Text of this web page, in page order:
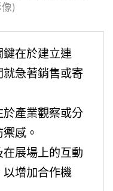
)
在於建立連
急著銷售或寄
產業觀察或分
感。
展場上的互動
增加合作機